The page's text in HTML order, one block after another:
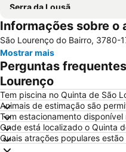
Serra da Lousã
Aquapark Teimoso
Lagoa da Pateira de Fermentelos
Barragem da Aguieira
Praia do Cabedelo
Paróquia Sagrada Família da Praia da Barra
Praia Fluvial dos Olhos da Fervença
Museu Militar do Buçaco
Universidade de Aveiro
Informações sobre o
São Lourenço do Bairro, 3780-
Mostrar mais
Perguntas
Lourenço
Tem piscina no Quinta de São
Animais de estimação são
Tem estacionamento
Onde está localizado o Quinta
Quais atrações populares